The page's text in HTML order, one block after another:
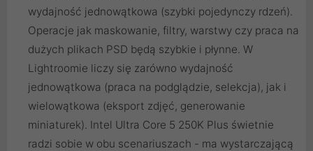
wydajność jednowątkowa (szybki pojedynczy rdzeń).
Operacje jak maskowanie, filtry, warstwy czy praca na
dużych plikach PSD będą szybkie i płynne. W
Lightroomie liczy się zarówno wydajność
jednowątkowa (praca na podglądzie, selekcja), jak i
wielowątkowa (eksport zdjęć, generowanie
miniaturek). Intel Ultra Core 5 250K Plus świetnie
radzi sobie w obu scenariuszach - ma wystarczającą